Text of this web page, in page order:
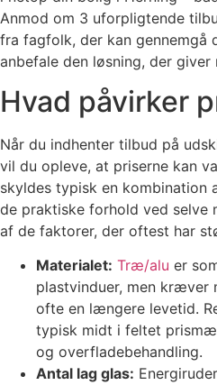
Anmod om 3 uforpligtende
fra fagfolk, der kan gennemgå
anbefale den løsning, der
Hvad påvirker
Når du indhenter tilbud på
vil du opleve, at priserne kan
skyldes typisk en kombination
de praktiske forhold ved selve
af de faktorer, der oftest har
Materialet: Træ/alu er
plastvinduer, men kræver
ofte en længere levetid.
typisk midt i feltet
og overfladebehandling.
Antal lag glas: